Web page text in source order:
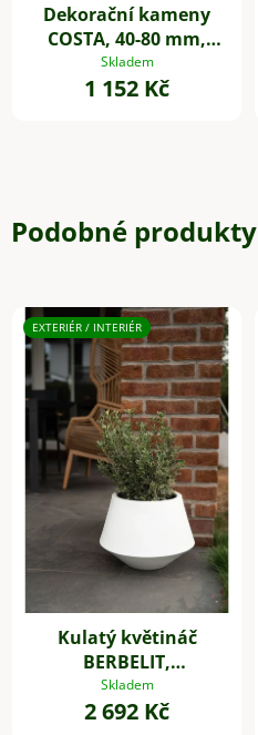
Dekorační kameny
COSTA, 40-80 mm,
plast, bílá
Skladem
1 152 Kč
Podobné produkty
EXTERIÉR / INTERIÉR
Kulatý květináč
BERBELIT,
sklolaminát, výška 30
cm, bílý
Skladem
2 692 Kč